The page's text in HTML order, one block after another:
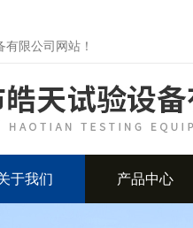
限公司网站！
于我们 产品中心